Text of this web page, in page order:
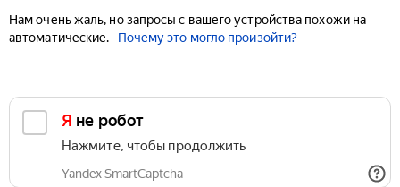
Нам очень жаль, но запросы с вашего устройства похожи на
автоматические.
Почему это могло произойти?
Я не робот
Нажмите, чтобы продолжить
Yandex SmartCaptcha